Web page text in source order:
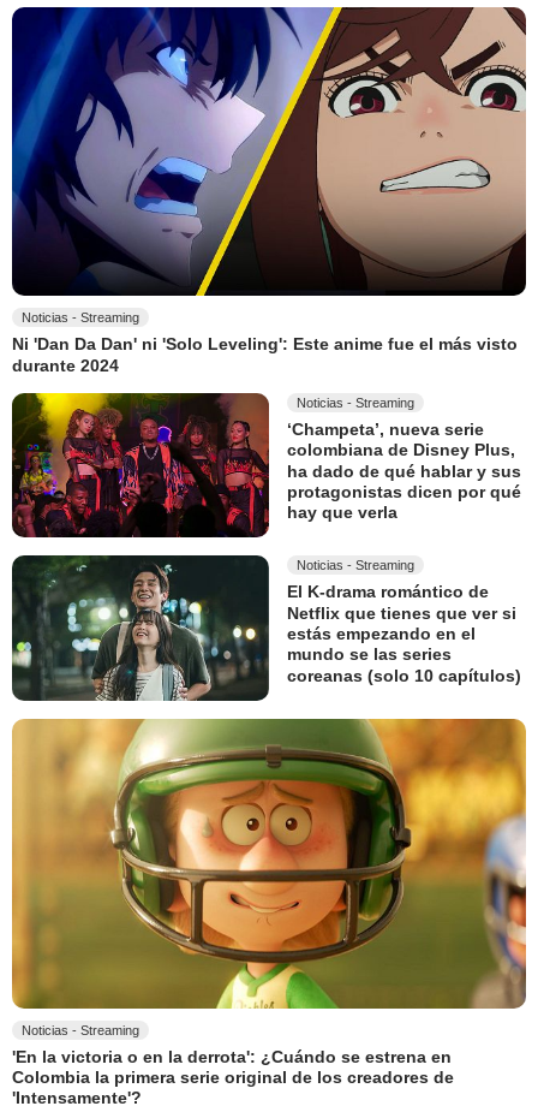
Noticias - Streaming
Ni 'Dan Da Dan' ni 'Solo Leveling': Este anime fue el más visto
durante 2024
Noticias - Streaming
‘Champeta’, nueva serie
colombiana de Disney Plus,
ha dado de qué hablar y sus
protagonistas dicen por qué
hay que verla
Noticias - Streaming
El K-drama romántico de
Netflix que tienes que ver si
estás empezando en el
mundo se las series
coreanas (solo 10 capítulos)
Noticias - Streaming
'En la victoria o en la derrota': ¿Cuándo se estrena en
Colombia la primera serie original de los creadores de
'Intensamente'?